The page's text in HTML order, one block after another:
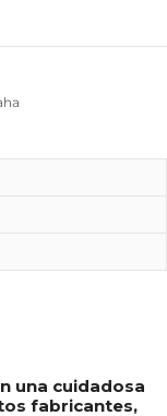
una cuidadosa
fabricantes,